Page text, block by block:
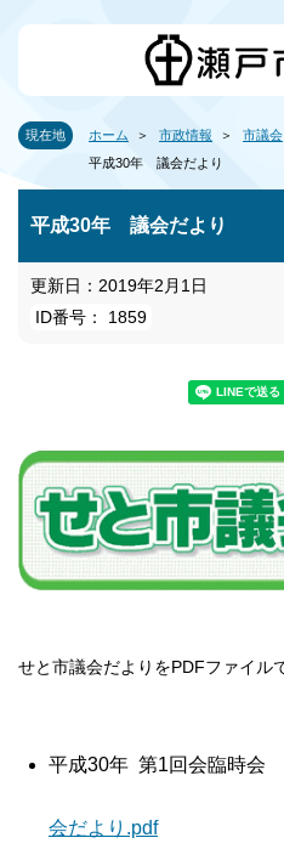
現在地 ホーム 市政情報 市議会
平成30年 議会だより
平成30年 議会だより
更新日：2019年2月1日
ID番号： 1859
せと市議会だよりをPDFファイル
平成30年 第1回会臨
会だより.pdf